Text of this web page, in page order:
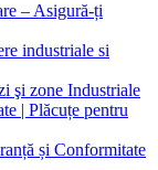
– Asigură-ți
industriale si
şi zone Industriale
| Plăcuțe pentru
și Conformitate